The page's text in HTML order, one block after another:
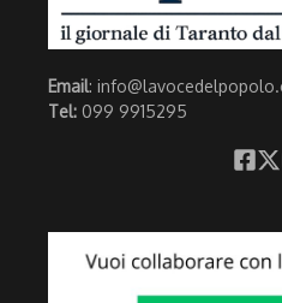
Email:
Tel: 099 9915295